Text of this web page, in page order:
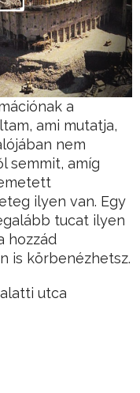
a
ami mutatja,
nem
semmit, amíg
ilyen van. Egy
tucat ilyen
hozzád
is körbenézhetsz.
utca